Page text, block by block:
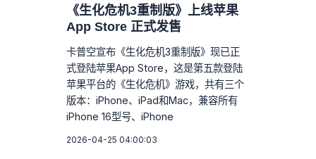
《生化危机3重制版》上线苹果
App Store 正式发售
卡普空宣布《生化危机3重制版》现已正
式登陆苹果App Store，这是第五款登陆
苹果平台的《生化危机》游戏，共有三个
版本：iPhone、iPad和Mac，兼容所有
iPhone 16型号、iPhone
2026-04-25 04:00:03